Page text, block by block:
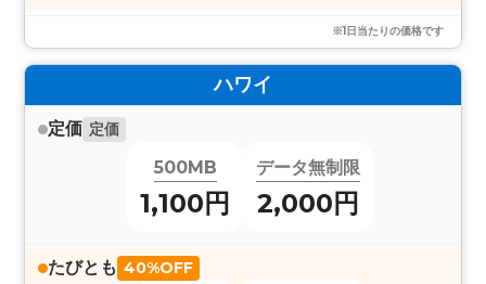
※1日当たりの価格です
ハワイ
定価 定価
500MB
1,100円
データ無制限
2,000円
たびとも 40%OFF